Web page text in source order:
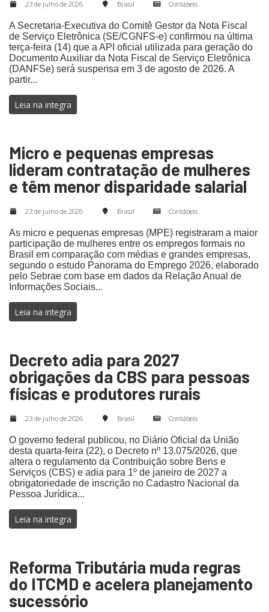
23 de julho de 2026 Brasil Contábeis
A Secretaria-Executiva do Comitê Gestor da Nota Fiscal
de Serviço Eletrônica (SE/CGNFS-e) confirmou na última
terça-feira (14) que a API oficial utilizada para geração do
Documento Auxiliar da Nota Fiscal de Serviço Eletrônica
(DANFSe) será suspensa em 3 de agosto de 2026. A
partir...
Leia na integra
Micro e pequenas empresas
lideram contratação de mulheres
e têm menor disparidade salarial
23 de julho de 2026 Brasil Contábeis
As micro e pequenas empresas (MPE) registraram a maior
participação de mulheres entre os empregos formais no
Brasil em comparação com médias e grandes empresas,
segundo o estudo Panorama do Emprego 2026, elaborado
pelo Sebrae com base em dados da Relação Anual de
Informações Sociais...
Leia na integra
Decreto adia para 2027
obrigações da CBS para pessoas
físicas e produtores rurais
23 de julho de 2026 Brasil Contábeis
O governo federal publicou, no Diário Oficial da União
desta quarta-feira (22), o Decreto nº 13.075/2026, que
altera o regulamento da Contribuição sobre Bens e
Serviços (CBS) e adia para 1º de janeiro de 2027 a
obrigatoriedade de inscrição no Cadastro Nacional da
Pessoa Jurídica...
Leia na integra
Reforma Tributária muda regras
do ITCMD e acelera planejamento
sucessório